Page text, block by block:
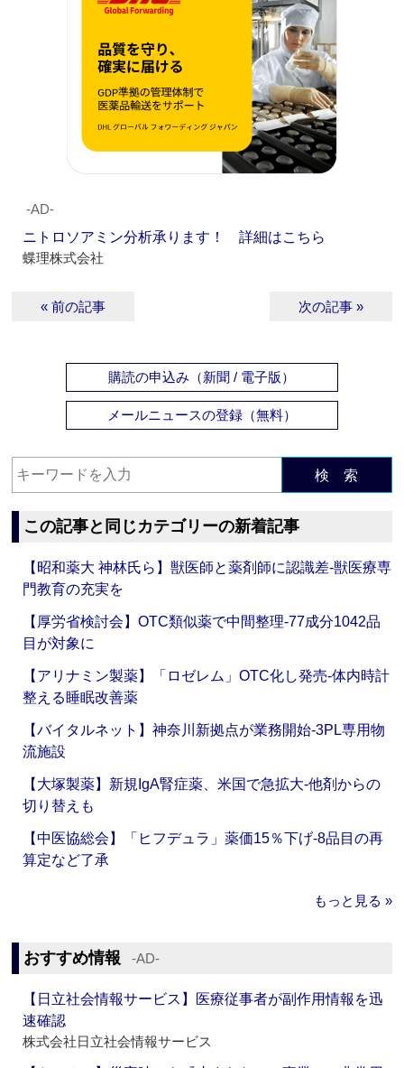
‐AD‐
ニトロソアミン分析承ります！ 詳細はこちら
蝶理株式会社
« 前の記事 次の記事 »
購読の申込み（新聞 / 電子版）
メールニュースの登録（無料）
検 索
この記事と同じカテゴリーの新着記事
【昭和薬大 神林氏ら】獣医師と薬剤師に認識差‐獣医療専
門教育の充実を
【厚労省検討会】OTC類似薬で中間整理‐77成分1042品
目が対象に
【アリナミン製薬】「ロゼレム」OTC化し発売‐体内時計
整える睡眠改善薬
【バイタルネット】神奈川新拠点が業務開始‐3PL専用物
流施設
【大塚製薬】新規IgA腎症薬、米国で急拡大‐他剤からの
切り替えも
【中医協総会】「ヒフデュラ」薬価15％下げ‐8品目の再
算定など了承
もっと見る »
おすすめ情報 ‐AD‐
【日立社会情報サービス】医療従事者が副作用情報を迅
速確認
株式会社日立社会情報サービス